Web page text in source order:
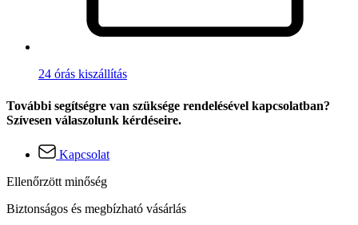
24 órás kiszállítás
További segítségre van szüksége rendelésével kapcsolatban?
Szívesen válaszolunk kérdéseire.
Kapcsolat
Ellenőrzött minőség
Biztonságos és megbízható vásárlás